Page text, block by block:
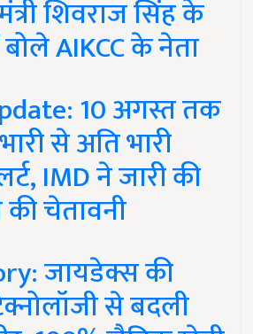
शिवराज सिंह के
AIKCC के नेता
10 अगस्त तक
से अति भारी
IMD ने जारी की
चेतावनी
जायडेक्स की
से बदली